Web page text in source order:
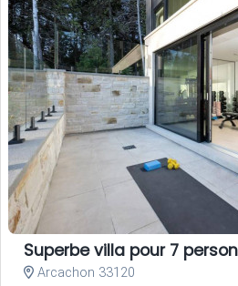
Superbe villa pour 7
Arcachon 33120